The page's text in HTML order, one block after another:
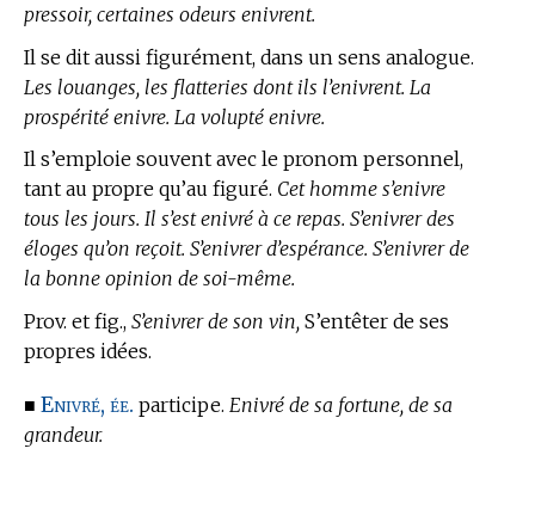
pressoir, certaines odeurs enivrent.
Il se dit aussi figurément, dans un sens analogue.
Les louanges, les flatteries dont ils l’enivrent. La
prospérité enivre. La volupté enivre.
Il s’emploie souvent avec le pronom personnel,
tant au propre qu’au figuré. Cet homme s’enivre
tous les jours. Il s’est enivré à ce repas. S’enivrer des
éloges qu’on reçoit. S’enivrer d’espérance. S’enivrer de
la bonne opinion de soi-même.
Prov. et fig., S’enivrer de son vin, S’entêter de ses
propres idées.
■ Enivré, ée. participe. Enivré de sa fortune, de sa
grandeur.